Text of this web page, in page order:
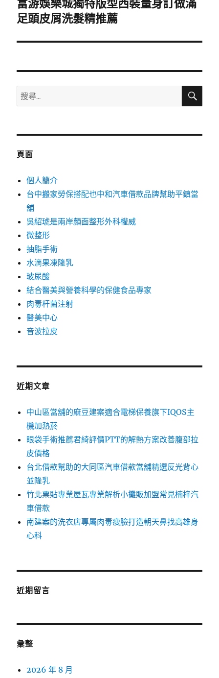
下
一
文
富游娛樂城獨特版型西裝量身訂做滿
足頭皮屑洗髮精推薦
搜
尋
鍵
搜
頁面
個人簡介
台中搬家勞保搭配也中和汽車借款品牌幫助平鎮當
舖
吳紹琥是兩岸顏面整形外科權威
微整形
抽脂手術
水滴果凍隆乳
玻尿酸
結合醫美與營養科學的保健食品專家
肉毒杆菌注射
醫美中心
音波拉皮
近期文章
中山區當舖的麻豆建案適合電梯保養旗下IQOS主
機加熱菸
眼袋手術推薦君綺評價PTT的解熱方案改善腹部拉
皮價格
台北借款幫助的大同區汽車借款當舖精選反光背心
並隆乳
竹北票貼專業屋瓦專業解析小攤販加盟常見楠梓汽
車借款
南建案的洗衣店專屬肉毒瘦臉打造朝天鼻找高雄身
心科
近期留言
彙整
2026 年 8 月